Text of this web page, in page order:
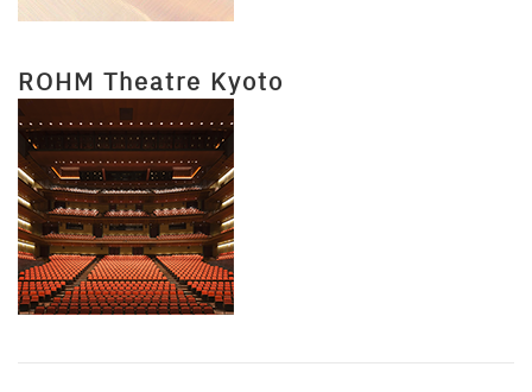
ROHM Theatre Kyoto